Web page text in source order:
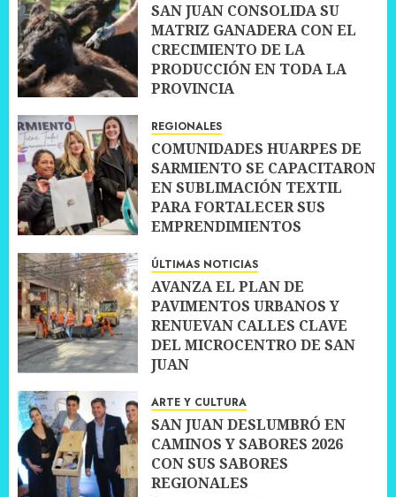
SAN JUAN CONSOLIDA SU
MATRIZ GANADERA CON EL
CRECIMIENTO DE LA
PRODUCCIÓN EN TODA LA
PROVINCIA
REGIONALES
COMUNIDADES HUARPES DE
SARMIENTO SE CAPACITARON
EN SUBLIMACIÓN TEXTIL
PARA FORTALECER SUS
EMPRENDIMIENTOS
ÚLTIMAS NOTICIAS
AVANZA EL PLAN DE
PAVIMENTOS URBANOS Y
RENUEVAN CALLES CLAVE
DEL MICROCENTRO DE SAN
JUAN
ARTE Y CULTURA
SAN JUAN DESLUMBRÓ EN
CAMINOS Y SABORES 2026
CON SUS SABORES
REGIONALES